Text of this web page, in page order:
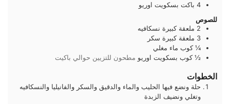
4 باكت بسكويت اوريو
للصوص
2 ملعقة كبيرة نسكافيه
3 ملعقة كبيرة سكر
¼ كوب ماء مغلي
½ كوب بسكويت اوريو مطحون للتزيين حوالي باكيت
الخطوات
حلة ونضع فيها الحليب والماء والدقيق والسكر والفانيليا والنسكافيه
وتغلي ونضيف الزبدة